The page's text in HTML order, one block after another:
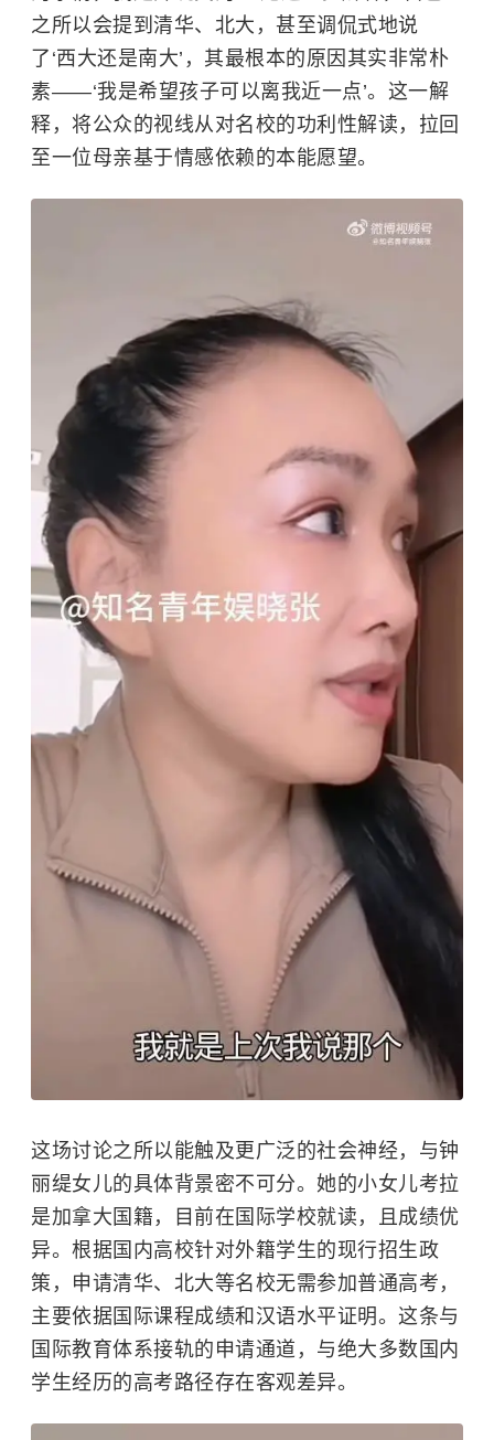
之所以会提到清华、北大，甚至调侃式地说
了‘西大还是南大’，其最根本的原因其实非常朴
素——‘我是希望孩子可以离我近一点’。这一解
释，将公众的视线从对名校的功利性解读，拉回
至一位母亲基于情感依赖的本能愿望。
这场讨论之所以能触及更广泛的社会神经，与钟
丽缇女儿的具体背景密不可分。她的小女儿考拉
是加拿大国籍，目前在国际学校就读，且成绩优
异。根据国内高校针对外籍学生的现行招生政
策，申请清华、北大等名校无需参加普通高考，
主要依据国际课程成绩和汉语水平证明。这条与
国际教育体系接轨的申请通道，与绝大多数国内
学生经历的高考路径存在客观差异。